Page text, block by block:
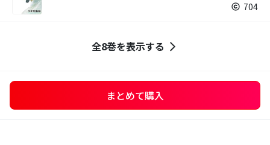
704
全8巻を表示する
まとめて購入